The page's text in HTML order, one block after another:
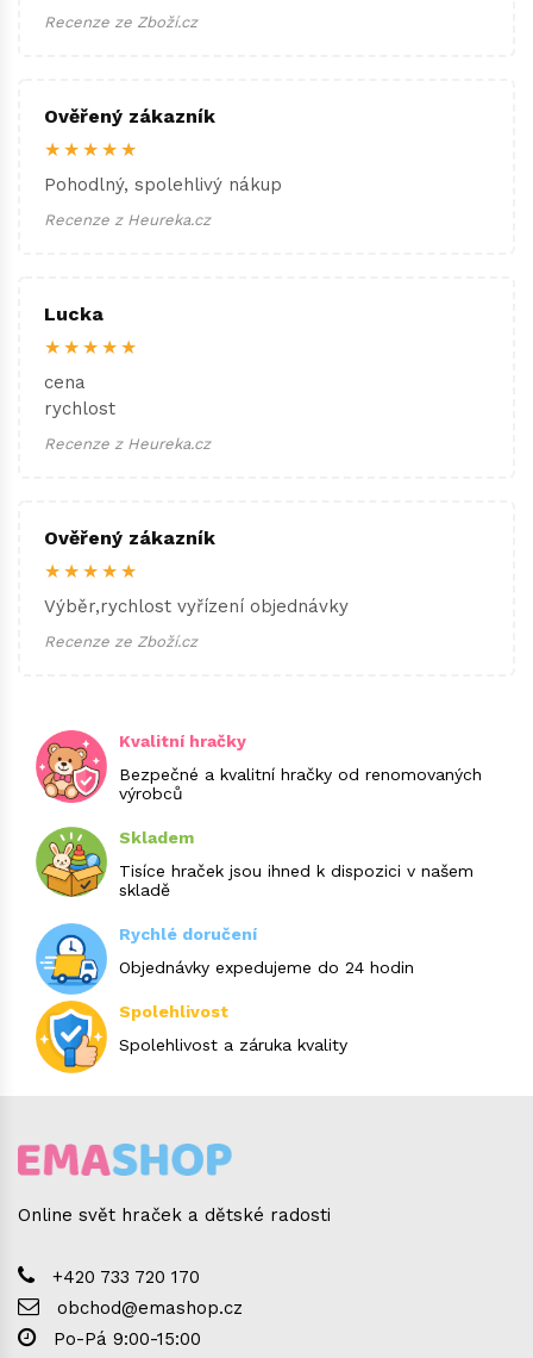
Recenze ze Zboží.cz
Ověřený zákazník
★★★★★
Pohodlný, spolehlivý nákup
Recenze z Heureka.cz
Lucka
★★★★★
cena
rychlost
Recenze z Heureka.cz
Ověřený zákazník
★★★★★
Výběr,rychlost vyřízení objednávky
Recenze ze Zboží.cz
Kvalitní hračky
Bezpečné a kvalitní hračky od renomovaných
výrobců
Skladem
Tisíce hraček jsou ihned k dispozici v našem
skladě
Rychlé doručení
Objednávky expedujeme do 24 hodin
Spolehlivost
Spolehlivost a záruka kvality
Online svět hraček a dětské radosti
+420 733 720 170
obchod@emashop.cz
Po-Pá 9:00-15:00